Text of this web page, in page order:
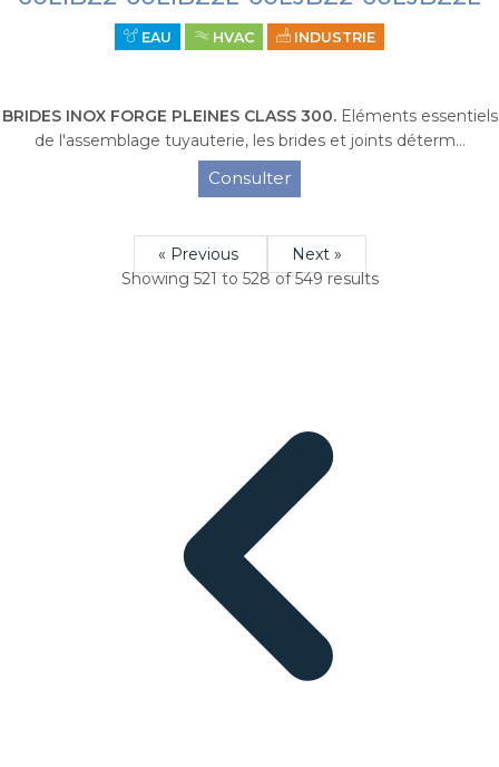
EAU HVAC INDUSTRIE
BRIDES INOX FORGE PLEINES CLASS 300.Eléments essentiels
de l'assemblage tuyauterie, les brides et joints déterm...
Consulter
« Previous
Next »
Showing521to528of549results